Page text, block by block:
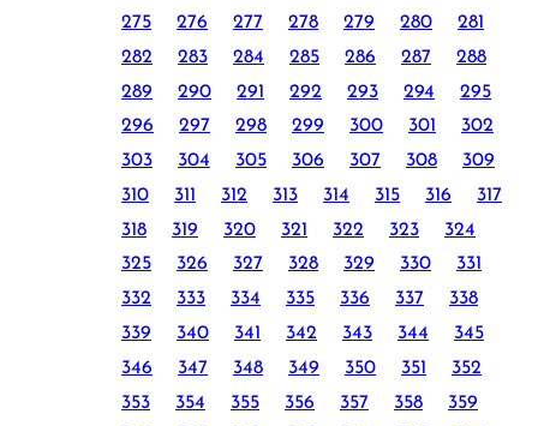
275
276 277 278 279 280
281
282
283 284 285 286 287
288
289
290 291 292 293 294
295
296
297 298 299 300 301
302
303
304 305 306 307 308
309
310
311 312 313 314 315 316
317
318
319 320 321 322 323
324
325
326 327 328 329 330
331
332
333 334 335 336 337
338
339
340 341 342 343 344
345
346
347 348 349 350 351
352
353
354 355 356 357 358
359